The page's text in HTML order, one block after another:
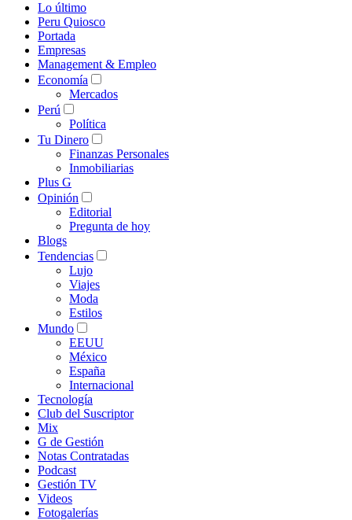
Lo último
Peru Quiosco
Portada
Empresas
Management & Empleo
Economía
Mercados
Perú
Política
Tu Dinero
Finanzas Personales
Inmobiliarias
Plus G
Opinión
Editorial
Pregunta de hoy
Blogs
Tendencias
Lujo
Viajes
Moda
Estilos
Mundo
EEUU
México
España
Internacional
Tecnología
Club del Suscriptor
Mix
G de Gestión
Notas Contratadas
Podcast
Gestión TV
Videos
Fotogalerías